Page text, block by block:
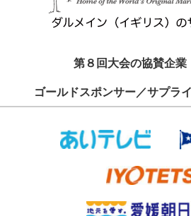
第８回大会の協賛企業
ゴールドスポンサー／サプラ